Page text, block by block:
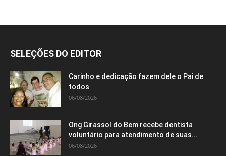
SELEÇÕES DO EDITOR
Carinho e dedicação fazem dele o Pai de
todos
06/08/2026
Ong Girassol do Bem recebe dentista
voluntário para atendimento de suas...
06/08/2026